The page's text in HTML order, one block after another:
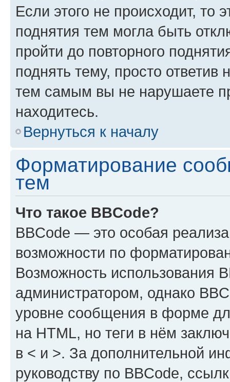
Если этого не происходит, то
поднятия тем могла быть
пройти до повторного
поднять тему, просто ответив
тем самым вы не нарушаете
находитесь.
Вернуться к началу
Форматирование
тем
Что такое BBCode?
BBCode — это особая
возможности по
Возможность использования
администратором, однако
уровне сообщения в форме
на HTML, но теги в нём
в < и >. За дополнительной
руководству по BBCode,